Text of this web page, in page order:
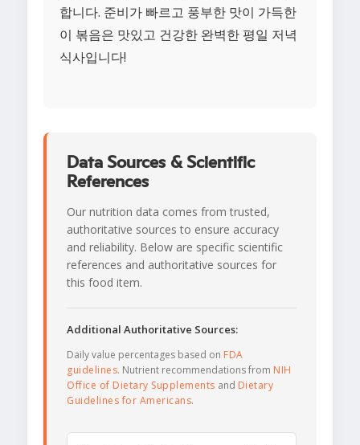
합니다. 준비가 빠르고 풍부한 맛이 가득한
이 볶음은 맛있고 건강한 완벽한 평일 저녁
식사입니다!
Data Sources & Scientific
References
Our nutrition data comes from trusted,
authoritative sources to ensure accuracy
and reliability. Below are specific scientific
references and authoritative sources for
this food item.
Additional Authoritative Sources:
Daily value percentages based on FDA
guidelines. Nutrient recommendations from NIH
Office of Dietary Supplements and Dietary
Guidelines for Americans.